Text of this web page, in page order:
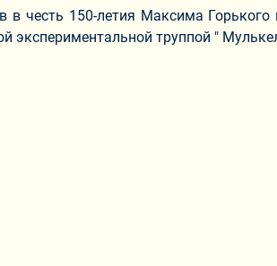
в честь 150-летия Максима
экспериментальной труппой "